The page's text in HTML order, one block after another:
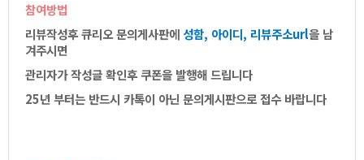
참여방법
리뷰작성후큐리오문의게사판에 성함,아이디,리뷰주소url을남
겨주시면
관리자가작성글확인후쿠폰을발행해드립니다
25년부터는반드시카톡이아닌문의게시판으로접수바랍니다